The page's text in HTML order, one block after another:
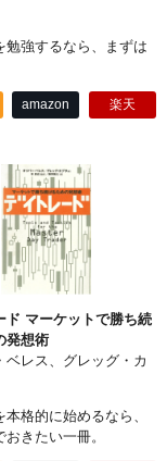
勉強するなら、まずは
amazon 楽天
ド マーケットで勝ち続
発想術
ベレス、グレッグ・カ
格的に始めるなら、
きたい一冊。